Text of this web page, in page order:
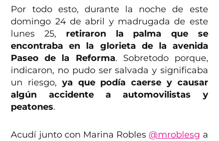
Por todo esto, durante la noche de este
domingo 24 de abril y madrugada de este
lunes 25, retiraron la palma que se
encontraba en la glorieta de la avenida
Paseo de la Reforma. Sobretodo porque,
indicaron, no pudo ser salvada y significaba
un riesgo, ya que podía caerse y causar
algún accidente a automovilistas y
peatones.
Acudí junto con Marina Robles @mroblesg a